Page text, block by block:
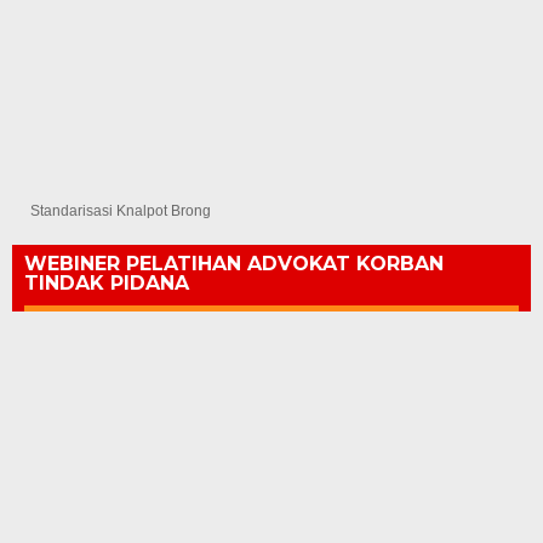
Standarisasi Knalpot Brong
WEBINER PELATIHAN ADVOKAT KORBAN
TINDAK PIDANA